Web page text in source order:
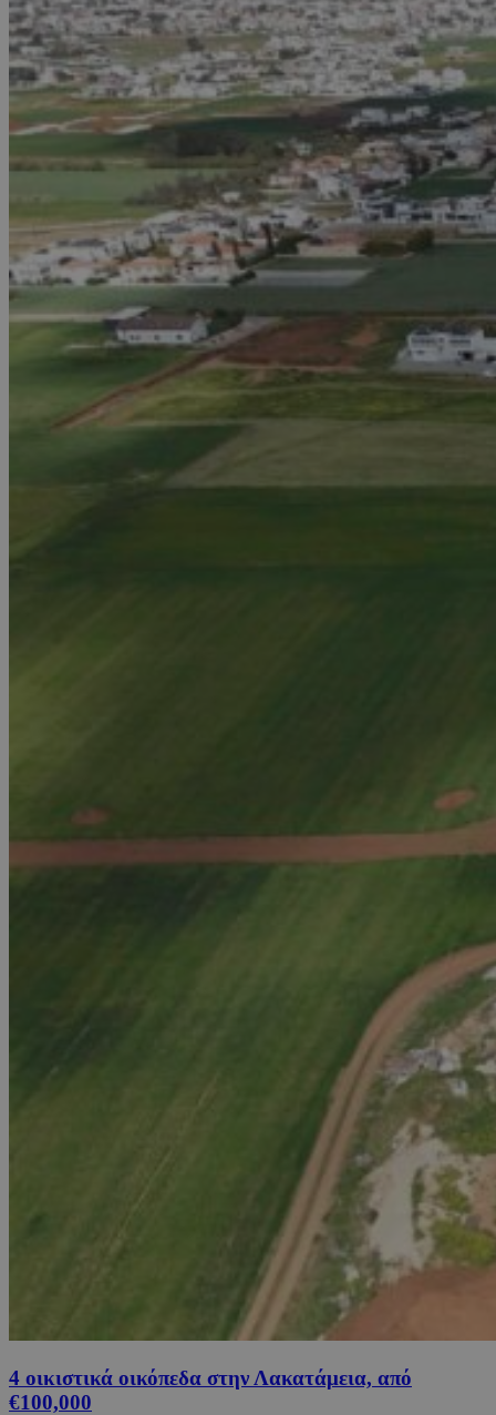
4 οικιστικά οικόπεδα στην Λακατάμεια, από
€100,000